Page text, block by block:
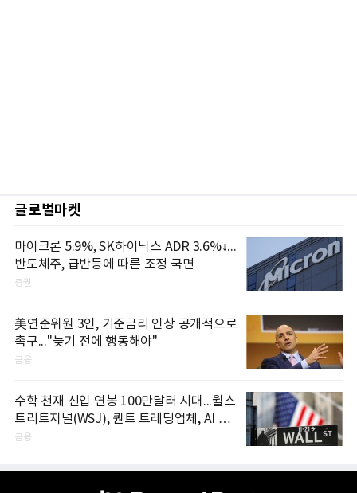
글로벌마켓
마이크론 5.9%, SK하이닉스 ADR 3.6%↓...
반도체주, 급반등에 따른 조정 국면
증권
美연준위원 3인, 기준금리 인상 공개적으로
촉구..."늦기 전에 행동해야"
금융
수학 천재 신입 연봉 100만달러 시대...월스
트리트저널(WSJ), 퀀트 트레딩업체, AI 기
업들 인재 확보 경쟁
금융